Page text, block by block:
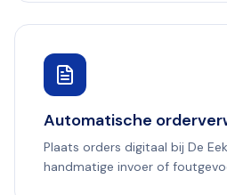
Automatische
Plaats orders digitaal bij De
handmatige invoer of